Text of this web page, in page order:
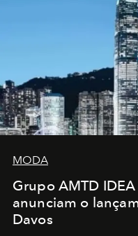
MODA
Grupo AMTD IDEA
anunciam o
Davos